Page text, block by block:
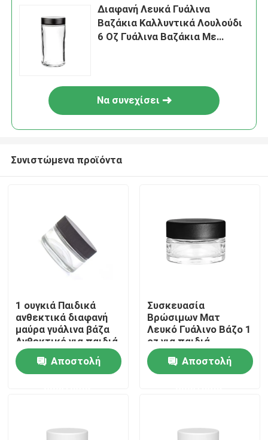
Σπίτι
Διαφανή Λευκά Γυάλινα
Βαζάκια Καλλυντικά Λουλούδι
6 Οζ Γυάλινα Βαζάκια Με
Να συνεχίσει
Συνιστώμενα προϊόντα
1 ουγκιά Παιδικά
ανθεκτικά διαφανή
μαύρα γυάλινα βάζα
Ανθεκτικό για παιδιά
γυάλινο
συμπυκνωμένο βάζο
Αποστολή
Συσκευασία
Βρώσιμων Ματ
Λευκό Γυάλινο Βάζο 1
oz για παιδιά
Ανθεκτικά Βάζα
Συσκευασία
λουλουδιών
Αποστολή